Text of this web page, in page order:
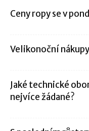
Ceny ropy se v
Velikonoční
Jaké technické
nejvíce žádané?